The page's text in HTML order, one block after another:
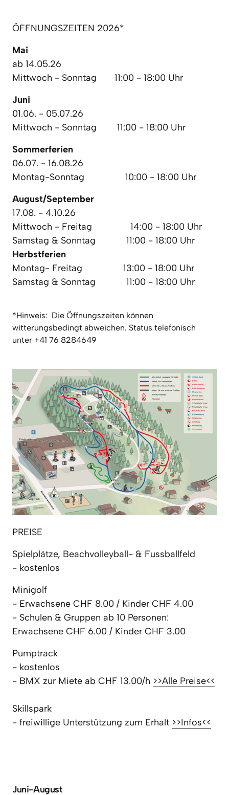
ÖFFNUNGSZEITEN 2026*
Mai
ab 14.05.26
Mittwoch - Sonntag       11:00 - 18:00 Uhr
Juni
01.06. - 05.07.26
Mittwoch - Sonntag        11:00 - 18:00 Uhr
Sommerferien
06.07. - 16.08.26
Montag-Sonntag                10:00 - 18:00 Uhr
August/September
17.08. - 4.10.26
Mittwoch - Freitag               14:00 - 18:00 Uhr
Herbstferien
Montag- Freitag                13:00 - 18:00 Uhr
Samstag & Sonntag            11:00 - 18:00 Uhr
*Hinweis:  Die Öffnungszeiten können
witterungsbedingt abweichen. Status telefonisch
unter +41 76 8284649
PREISE
Spielplätze, Beachvolleyball- & Fussballfeld
- kostenlos
Minigolf
- Erwachsene CHF 8.00 / Kinder CHF 4.00
- Schulen & Gruppen ab 10 Personen:
Erwachsene CHF 6.00 / Kinder CHF 3.00
Pumptrack
- kostenlos
- BMX zur Miete ab CHF 13.00/h >>Alle Preise<<
Skillspark
- freiwillige Unterstützung zum Erhalt >>Infos<<
Juni-August